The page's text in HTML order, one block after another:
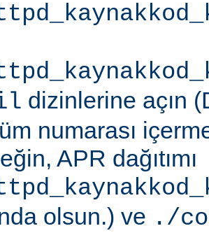
dizinlerine açın
numarası
APR dağıtımı
olsun.) ve ./